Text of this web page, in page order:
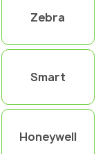
Zebra
Smart
Honeywell